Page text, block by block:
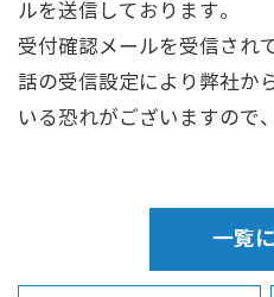
ルを送信しております。
受付確認メールを受信され
話の受信設定により弊社か
いる恐れがございますので
一覧